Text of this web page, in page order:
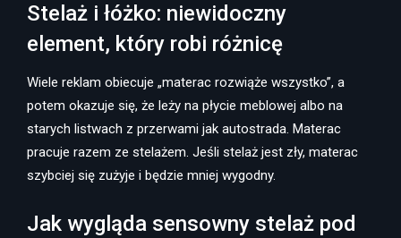
Stelaż i łóżko: niewidoczny
element, który robi różnicę
Wiele reklam obiecuje „materac rozwiąże wszystko”, a
potem okazuje się, że leży na płycie meblowej albo na
starych listwach z przerwami jak autostrada. Materac
pracuje razem ze stelażem. Jeśli stelaż jest zły, materac
szybciej się zużyje i będzie mniej wygodny.
Jak wygląda sensowny stelaż pod